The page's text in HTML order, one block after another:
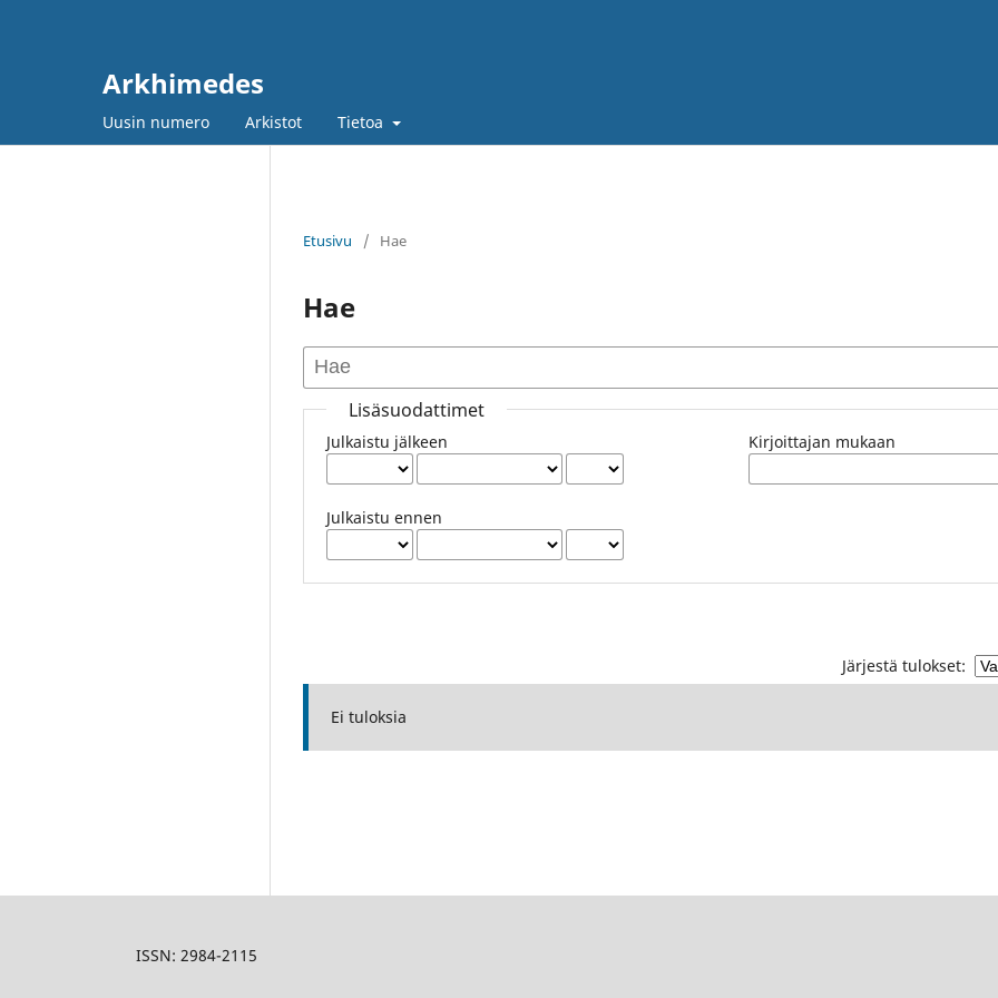
Arkhimedes
Uusin numero Arkistot Tietoa
Etusivu / Hae
Hae
Lisäsuodattimet
Julkaistu jälkeen
Julkaistu ennen
Kirjoittajan mukaan
Järjestä tulokset:
Ei tuloksia
ISSN: 2984-2115